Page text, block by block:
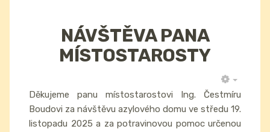
NÁVŠTĚVA PANA
MÍSTOSTAROSTY
Děkujeme panu místostarostovi Ing. Čestmíru
Boudovi za návštěvu azylového domu ve středu 19.
listopadu 2025 a za potravinovou pomoc určenou